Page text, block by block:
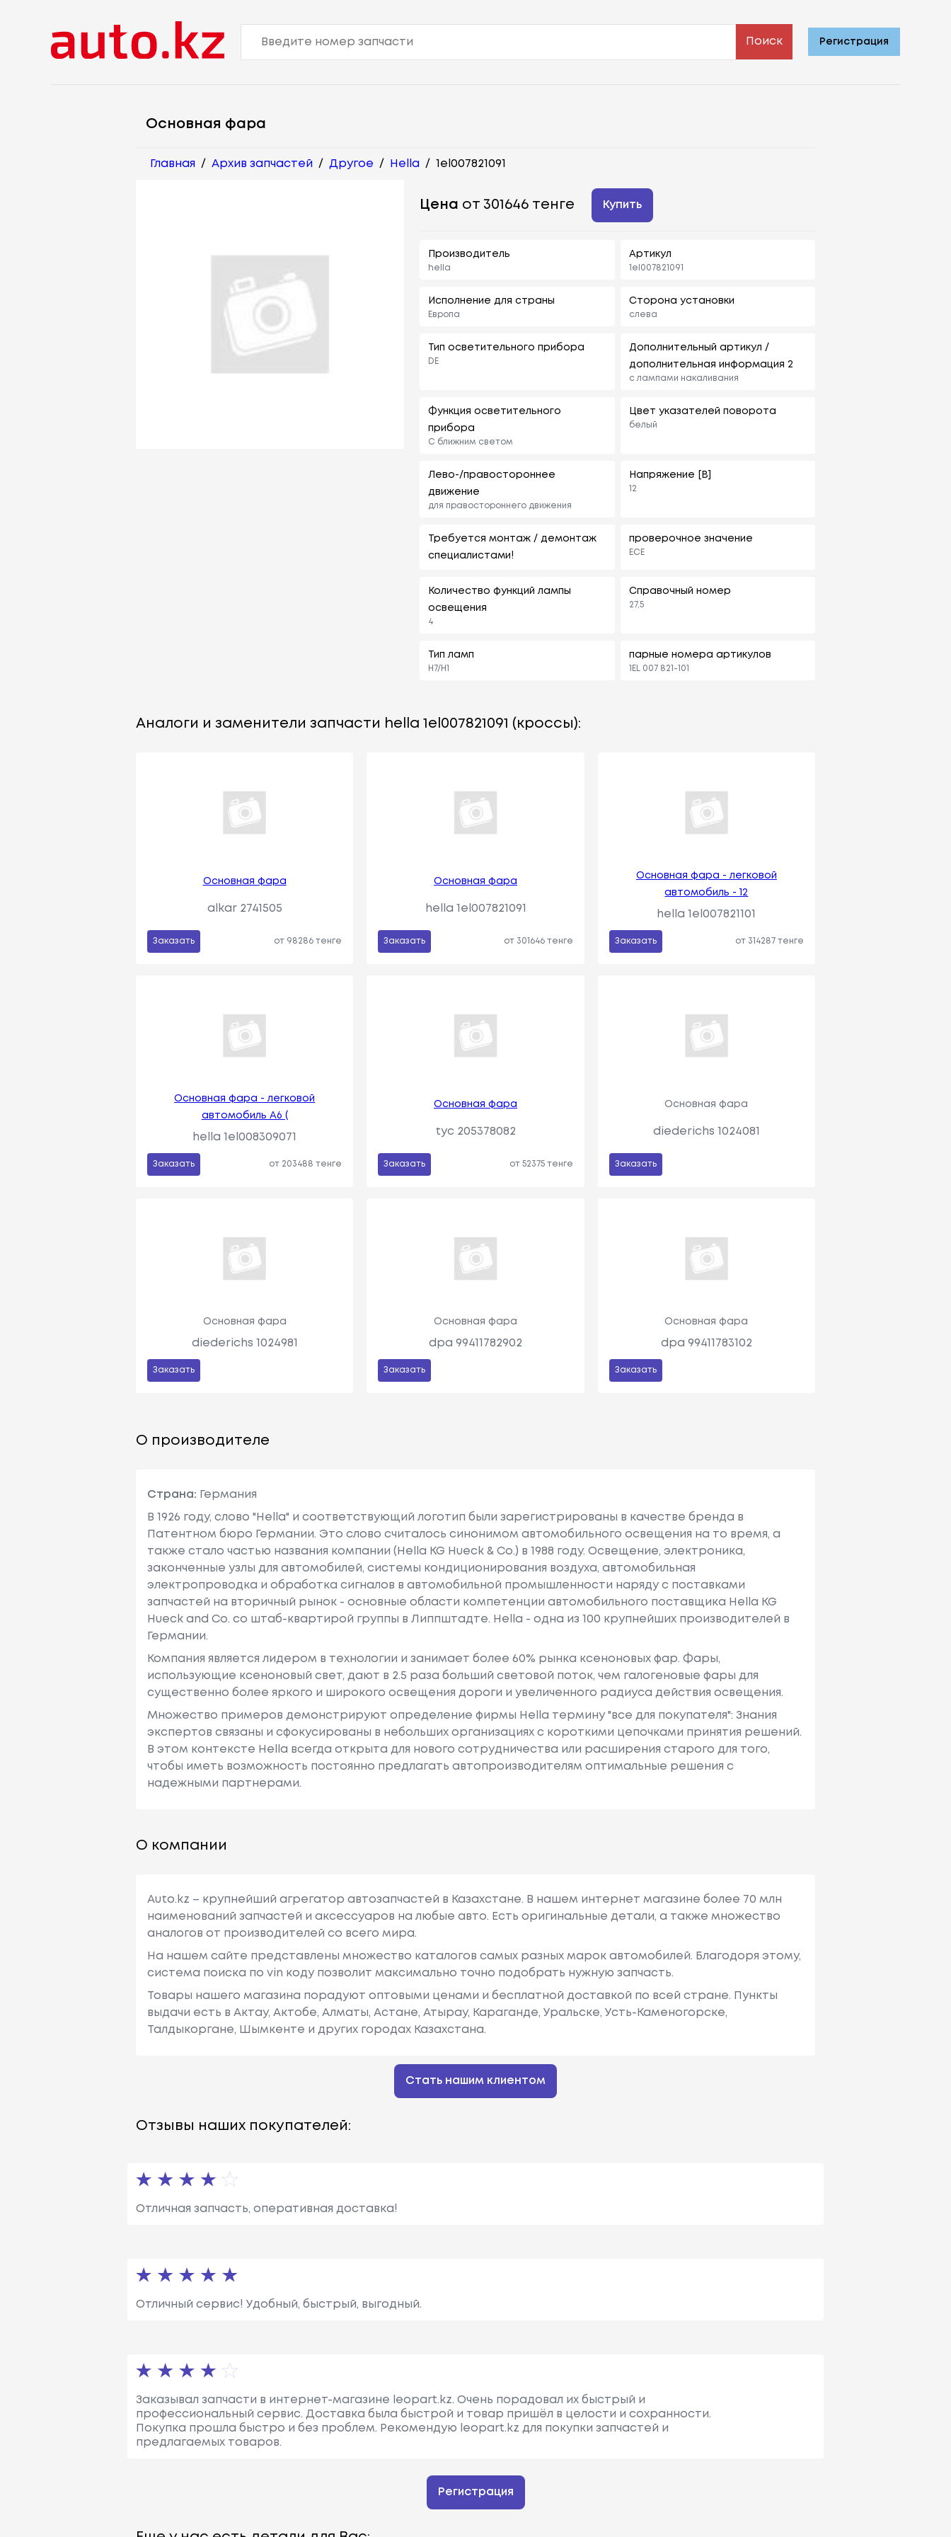
Поиск Регистрация
Основная фара
Главная / Архив запчастей / Другое / Hella / 1el007821091
Цена от 301646 тенге Купить
Производитель
hella
Артикул
1el007821091
Исполнение для страны
Европа
Сторона установки
слева
Тип осветительного прибора
DE
Дополнительный артикул /
дополнительная информация 2
с лампами накаливания
Функция осветительного
прибора
С ближним светом
Цвет указателей поворота
белый
Лево-/правостороннее
движение
для правостороннего движения
Напряжение [В]
12
Требуется монтаж / демонтаж
специалистами!
проверочное значение
ECE
Количество функций лампы
освещения
4
Справочный номер
27,5
Тип ламп
H7/H1
парные номера артикулов
1EL 007 821-101
Аналоги и заменители запчасти hella 1el007821091 (кроссы):
Основная фара
alkar 2741505
Заказать от 98286 тенге
Основная фара
hella 1el007821091
Заказать от 301646 тенге
Основная фара - легковой
автомобиль - 12
hella 1el007821101
Заказать от 314287 тенге
Основная фара - легковой
автомобиль A6 (
hella 1el008309071
Заказать от 203488 тенге
Основная фара
tyc 205378082
Заказать от 52375 тенге
Основная фара
diederichs 1024081
Заказать
Основная фара
diederichs 1024981
Заказать
Основная фара
dpa 99411782902
Заказать
Основная фара
dpa 99411783102
Заказать
О производителе
Страна: Германия
В 1926 году, слово "Hella" и соответствующий логотип были зарегистрированы в качестве бренда в
Патентном бюро Германии. Это слово считалось синонимом автомобильного освещения на то время, а
также стало частью названия компании (Hella KG Hueck & Co.) в 1988 году. Освещение, электроника,
законченные узлы для автомобилей, системы кондиционирования воздуха, автомобильная
электропроводка и обработка сигналов в автомобильной промышленности наряду с поставками
запчастей на вторичный рынок - основные области компетенции автомобильного поставщика Hella KG
Hueck and Co. со штаб-квартирой группы в Липпштадте. Hella - одна из 100 крупнейших производителей в
Германии.
Компания является лидером в технологии и занимает более 60% рынка ксеноновых фар. Фары,
использующие ксеноновый свет, дают в 2.5 раза больший световой поток, чем галогеновые фары для
существенно более яркого и широкого освещения дороги и увеличенного радиуса действия освещения.
Множество примеров демонстрируют определение фирмы Hella термину "все для покупателя": Знания
экспертов связаны и сфокусированы в небольших организациях с короткими цепочками принятия решений.
В этом контексте Hella всегда открыта для нового сотрудничества или расширения старого для того,
чтобы иметь возможность постоянно предлагать автопроизводителям оптимальные решения с
надежными партнерами.
О компании
Auto.kz – крупнейший агрегатор автозапчастей в Казахстане. В нашем интернет магазине более 70 млн
наименований запчастей и аксессуаров на любые авто. Есть оригинальные детали, а также множество
аналогов от производителей со всего мира.
На нашем сайте представлены множество каталогов самых разных марок автомобилей. Благодоря этому,
система поиска по vin коду позволит максимально точно подобрать нужную запчасть.
Товары нашего магазина порадуют оптовыми ценами и бесплатной доставкой по всей стране. Пункты
выдачи есть в Актау, Актобе, Алматы, Астане, Атырау, Караганде, Уральске, Усть-Каменогорске,
Талдыкоргане, Шымкенте и других городах Казахстана.
Стать нашим клиентом
Отзывы наших покупателей:
Отличная запчасть, оперативная доставка!
Отличный сервис! Удобный, быстрый, выгодный.
Заказывал запчасти в интернет-магазине leopart.kz. Очень порадовал их быстрый и
профессиональный сервис. Доставка была быстрой и товар пришёл в целости и сохранности.
Покупка прошла быстро и без проблем. Рекомендую leopart.kz для покупки запчастей и
предлагаемых товаров.
Регистрация